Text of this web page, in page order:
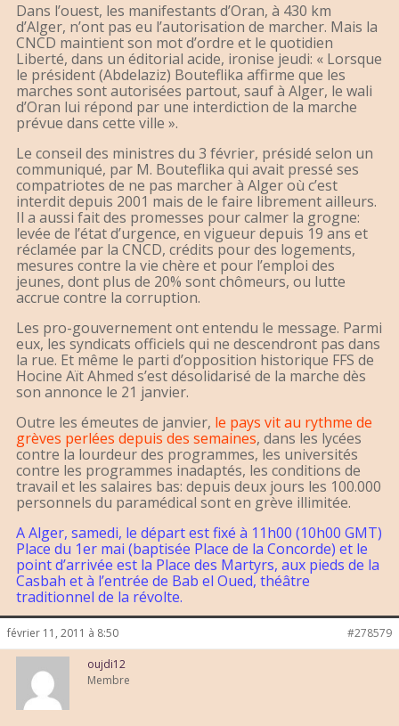
Dans l’ouest, les manifestants d’Oran, à 430 km
d’Alger, n’ont pas eu l’autorisation de marcher. Mais la
CNCD maintient son mot d’ordre et le quotidien
Liberté, dans un éditorial acide, ironise jeudi: « Lorsque
le président (Abdelaziz) Bouteflika affirme que les
marches sont autorisées partout, sauf à Alger, le wali
d’Oran lui répond par une interdiction de la marche
prévue dans cette ville ».
Le conseil des ministres du 3 février, présidé selon un
communiqué, par M. Bouteflika qui avait pressé ses
compatriotes de ne pas marcher à Alger où c’est
interdit depuis 2001 mais de le faire librement ailleurs.
Il a aussi fait des promesses pour calmer la grogne:
levée de l’état d’urgence, en vigueur depuis 19 ans et
réclamée par la CNCD, crédits pour des logements,
mesures contre la vie chère et pour l’emploi des
jeunes, dont plus de 20% sont chômeurs, ou lutte
accrue contre la corruption.
Les pro-gouvernement ont entendu le message. Parmi
eux, les syndicats officiels qui ne descendront pas dans
la rue. Et même le parti d’opposition historique FFS de
Hocine Aït Ahmed s’est désolidarisé de la marche dès
son annonce le 21 janvier.
Outre les émeutes de janvier, le pays vit au rythme de
grèves perlées depuis des semaines, dans les lycées
contre la lourdeur des programmes, les universités
contre les programmes inadaptés, les conditions de
travail et les salaires bas: depuis deux jours les 100.000
personnels du paramédical sont en grève illimitée.
A Alger, samedi, le départ est fixé à 11h00 (10h00 GMT)
Place du 1er mai (baptisée Place de la Concorde) et le
point d’arrivée est la Place des Martyrs, aux pieds de la
Casbah et à l’entrée de Bab el Oued, théâtre
traditionnel de la révolte.
février 11, 2011 à 8:50 #278579
oujdi12
Membre